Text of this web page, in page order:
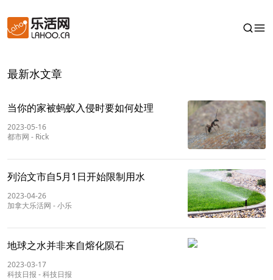
最新水文章
当你的家被蚂蚁入侵时要如何处理
2023-05-16
都市网 - Rick
列治文市自5月1日开始限制用水
2023-04-26
加拿大乐活网 -小乐
地球之水并非来自熔化陨石
2023-03-17
科技日报 -科技日报